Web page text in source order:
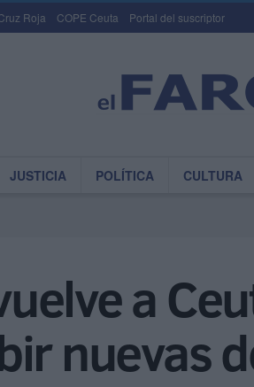
Roja COPE Ceuta Portal del suscriptor
JUSTICIA POLÍTICA CULTURA
a
nuevas